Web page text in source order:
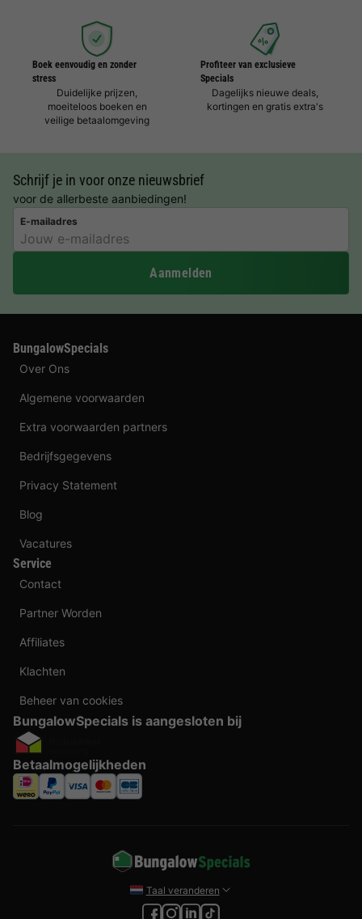
Boek eenvoudig en zonder
stress
Duidelijke prijzen,
moeiteloos boeken en
veilige betaalomgeving
Profiteer van exclusieve
Specials
Dagelijks nieuwe deals,
kortingen en gratis extra's
Schrijf je in voor onze nieuwsbrief
voor de allerbeste aanbiedingen!
E-mailadres
Aanmelden
BungalowSpecials
Over Ons
Algemene voorwaarden
Extra voorwaarden partners
Bedrijfsgegevens
Privacy Statement
Blog
Vacatures
Service
Contact
Partner Worden
Affiliates
Klachten
Beheer van cookies
BungalowSpecials is aangesloten bij
Betaalmogelijkheden
Taal veranderen